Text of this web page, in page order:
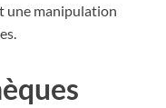
une manipulation